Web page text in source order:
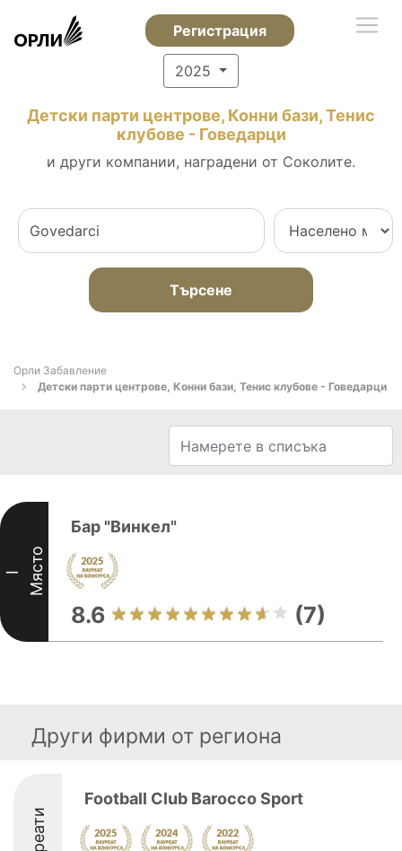
Регистрация
2025
Детски парти центрове, Конни бази, Тенис
клубове - Говедарци
и други компании, наградени от Соколите.
Търсене
Орли Забавление
Детски парти центрове, Конни бази, Тенис клубове - Говедарци
I Място
Бар "Винкел"
8.6 (7)
Други фирми от региона
Football Club Barocco Sport